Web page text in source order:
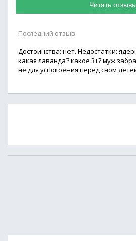
Читать отзывы
Последний отзыв
Достоинства: нет. Недостатки:
какая лаванда? какое 3+? муж
не для успокоения перед сном